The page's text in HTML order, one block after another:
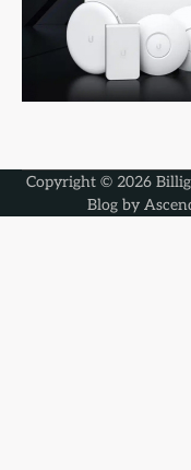
Copyright © 2026
Blog by